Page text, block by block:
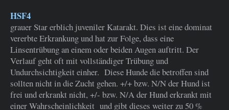
HSF4
grauer Star erblich juveniler Katarakt. Dies ist eine dominat
vererbte Erkrankung und hat zur Folge, dass eine
Linsentrübung an einem oder beiden Augen auftritt. Der
Verlauf geht oft mit vollständiger Trübung und
Undurchsichtigkeit einher. Diese Hunde die betroffen sind
sollten nicht in die Zucht gehen. +/+ bzw. N/N der Hund ist
frei und erkrankt nicht, +/- bzw. N/A der Hund erkrankt mit
einer Wahrscheinlichkeit und gibt dieses weiter zu 50 %